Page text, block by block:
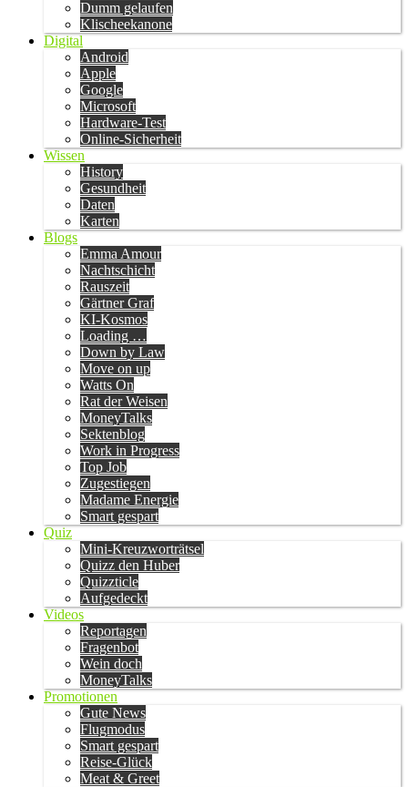
Dumm gelaufen
Klischeekanone
Digital
Android
Apple
Google
Microsoft
Hardware-Test
Online-Sicherheit
Wissen
History
Gesundheit
Daten
Karten
Blogs
Emma Amour
Nachtschicht
Rauszeit
Gärtner Graf
KI-Kosmos
Loading …
Down by Law
Move on up
Watts On
Rat der Weisen
MoneyTalks
Sektenblog
Work in Progress
Top Job
Zugestiegen
Madame Energie
Smart gespart
Quiz
Mini-Kreuzworträtsel
Quizz den Huber
Quizzticle
Aufgedeckt
Videos
Reportagen
Fragenbot
Wein doch
MoneyTalks
Promotionen
Gute News
Flugmodus
Smart gespart
Reise-Glück
Meat & Greet